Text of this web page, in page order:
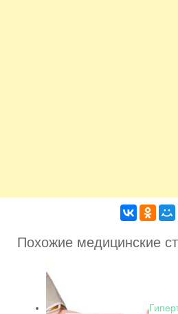
Похожие медицинские